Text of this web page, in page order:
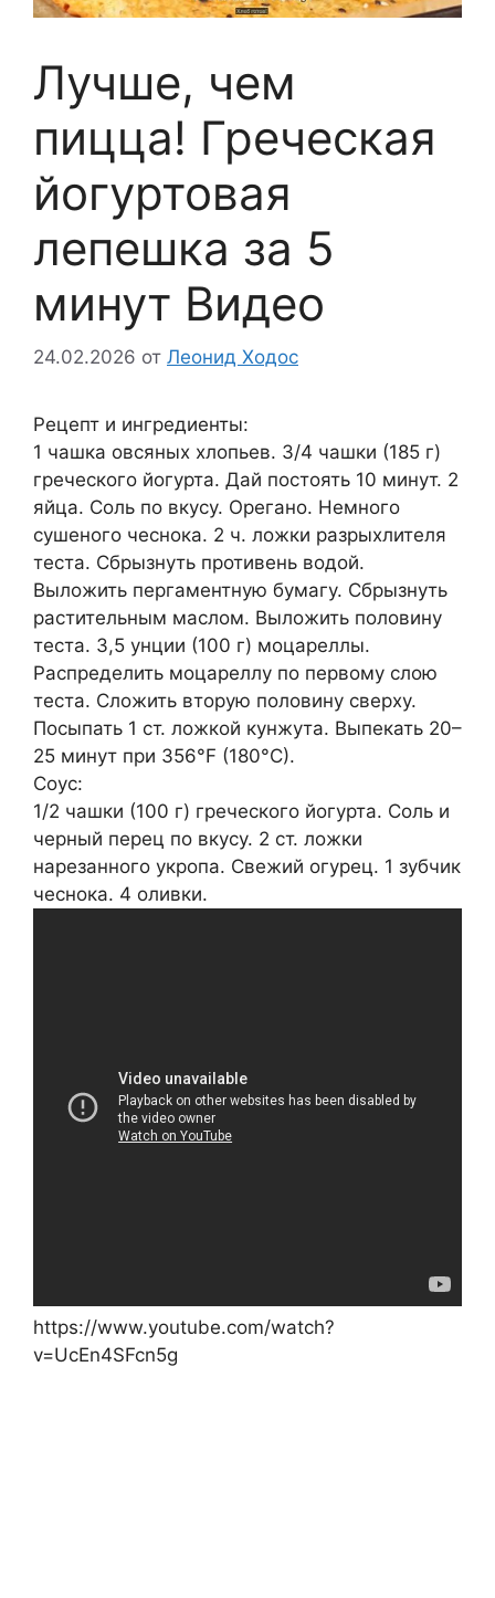
Лучше, чем
пицца! Греческая
йогуртовая
лепешка за 5
минут Видео
24.02.2026 от Леонид Ходос
Рецепт и ингредиенты:
1 чашка овсяных хлопьев. 3/4 чашки (185 г)
греческого йогурта. Дай постоять 10 минут. 2
яйца. Соль по вкусу. Орегано. Немного
сушеного чеснока. 2 ч. ложки разрыхлителя
теста. Сбрызнуть противень водой.
Выложить пергаментную бумагу. Сбрызнуть
растительным маслом. Выложить половину
теста. 3,5 унции (100 г) моцареллы.
Распределить моцареллу по первому слою
теста. Сложить вторую половину сверху.
Посыпать 1 ст. ложкой кунжута. Выпекать 20–
25 минут при 356°F (180°C).
Соус:
1/2 чашки (100 г) греческого йогурта. Соль и
черный перец по вкусу. 2 ст. ложки
нарезанного укропа. Свежий огурец. 1 зубчик
чеснока. 4 оливки.
https://www.youtube.com/watch?
v=UcEn4SFcn5g